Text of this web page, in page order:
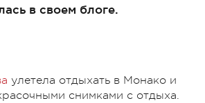
в своем блоге.
улетела отдыхать в Монако и
снимками с отдыха.